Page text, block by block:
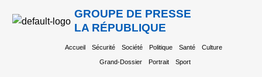
GROUPE DE PRESSE
LA RÉPUBLIQUE
Accueil Sécurité Société Politique Santé Culture
Grand-Dossier Portrait Sport